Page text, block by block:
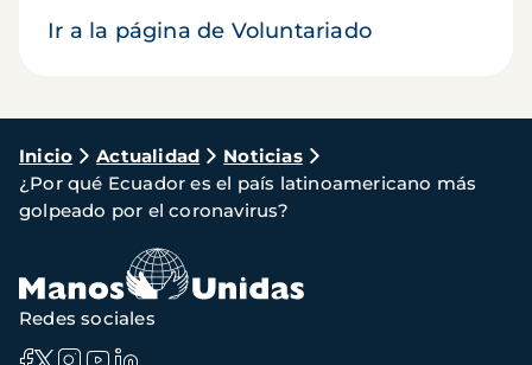
Ir a la página de Voluntariado
Ruta
de
navegación
Inicio Actualidad
Noticias
¿Por qué Ecuador es el país latinoamericano más
golpeado por el coronavirus?
Redes sociales